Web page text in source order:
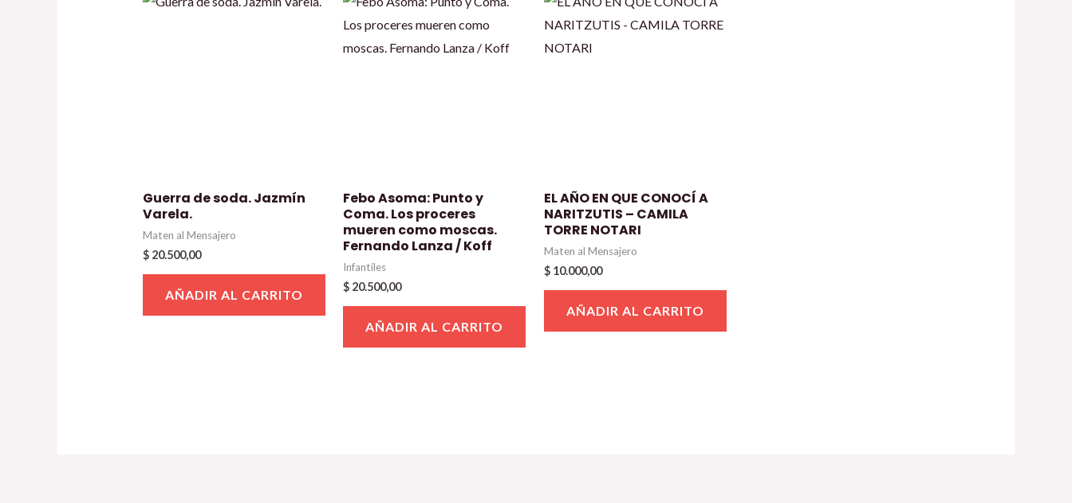
Guerra de soda. Jazmín
Varela.
Maten al Mensajero
$20.500,00
AÑADIR AL CARRITO
Febo Asoma: Punto y
Coma. Los proceres
mueren como moscas.
Fernando Lanza / Koff
Infantiles
$ 20.500,00
AÑADIR AL CARRITO
EL AÑO EN QUE CONOCÍ A
NARITZUTIS – CAMILA
TORRE NOTARI
Maten al Mensajero
$ 10.000,00
AÑADIR AL CARRITO